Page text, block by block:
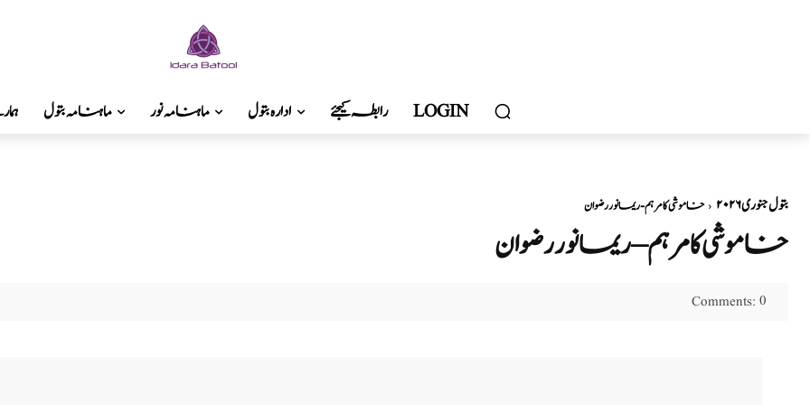
ماہنامہ بتول ماہنامہ نور ادارہ بتول رابطہ کیجئے LOGIN
بتول جنوری ۲۰۲۶ خاموشی کا مرہم - ریمانوررضوان
خاموشی کا مرہم – ریمانوررضوان
Comments: 0